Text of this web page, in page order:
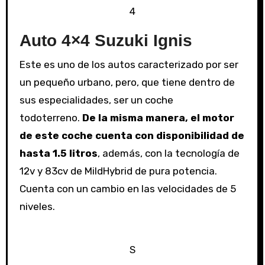
4
Auto 4×4 Suzuki Ignis
Este es uno de los autos caracterizado por ser
un pequeño urbano, pero, que tiene dentro de
sus especialidades, ser un coche
todoterreno. De la misma manera, el motor
de este coche cuenta con disponibilidad de
hasta 1.5 litros, además, con la tecnología de
12v y 83cv de MildHybrid de pura potencia.
Cuenta con un cambio en las velocidades de 5
niveles.
S